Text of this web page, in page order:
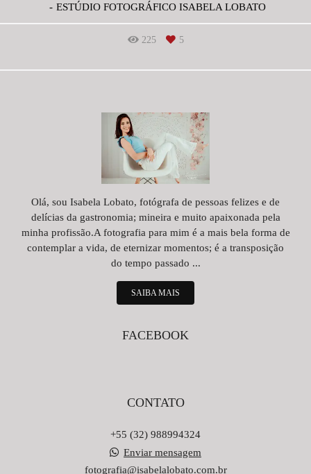
ESTÚDIO FOTOGRÁFICO ISABELA LOBATO
225 5
Olá, sou Isabela Lobato, fotógrafa de pessoas felizes e de
delícias da gastronomia; mineira e muito apaixonada pela
minha profissão.A fotografia para mim é a mais bela forma de
contemplar a vida, de eternizar momentos; é a transposição
do tempo passado ...
SAIBA MAIS
FACEBOOK
CONTATO
+55 (32) 988994324
Enviar mensagem
fotografia@isabelalobato.com.br